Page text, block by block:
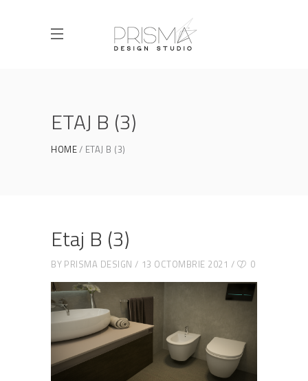
ETAJ B (3)
HOME ETAJ B (3)
Etaj B (3)
BY PRISMA DESIGN 13 OCTOMBRIE 2021 0